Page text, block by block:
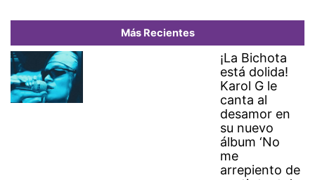
Más Recientes
¡La Bichota
está dolida!
Karol G le
canta al
desamor en
su nuevo
álbum ‘No
me
arrepiento de